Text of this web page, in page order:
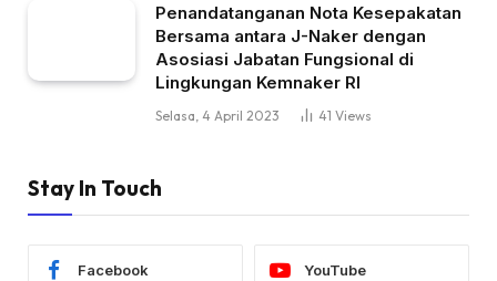
Penandatanganan Nota Kesepakatan
Bersama antara J-Naker dengan
Asosiasi Jabatan Fungsional di
Lingkungan Kemnaker RI
Selasa, 4 April 2023 41 Views
Stay In Touch
Facebook YouTube